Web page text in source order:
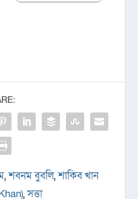
,শবনম বুবলি,শাকিব খান
,সত্তা